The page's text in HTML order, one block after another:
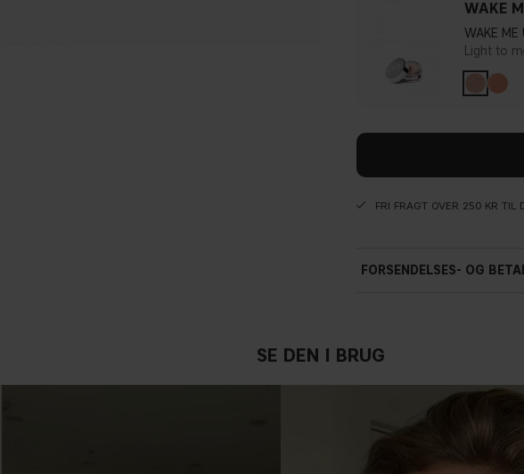
WAKE
WAKE ME
Light to
FRI FRAGT OVER 250 KR TIL
FORSENDELSES- OG
SE DEN I BRUG